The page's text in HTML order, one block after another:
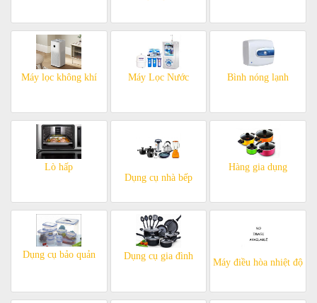
Máy lọc không khí Máy Lọc Nước Bình nóng lạnh
Lò hấp
Dụng cụ nhà bếp
Hàng gia dụng
Dụng cụ bảo quản Dụng cụ gia đình
Máy điều hòa nhiệt độ